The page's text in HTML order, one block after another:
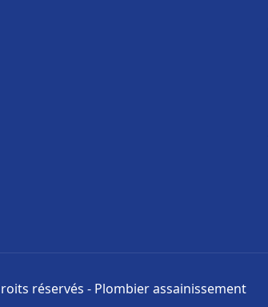
réservés - Plombier assainissement